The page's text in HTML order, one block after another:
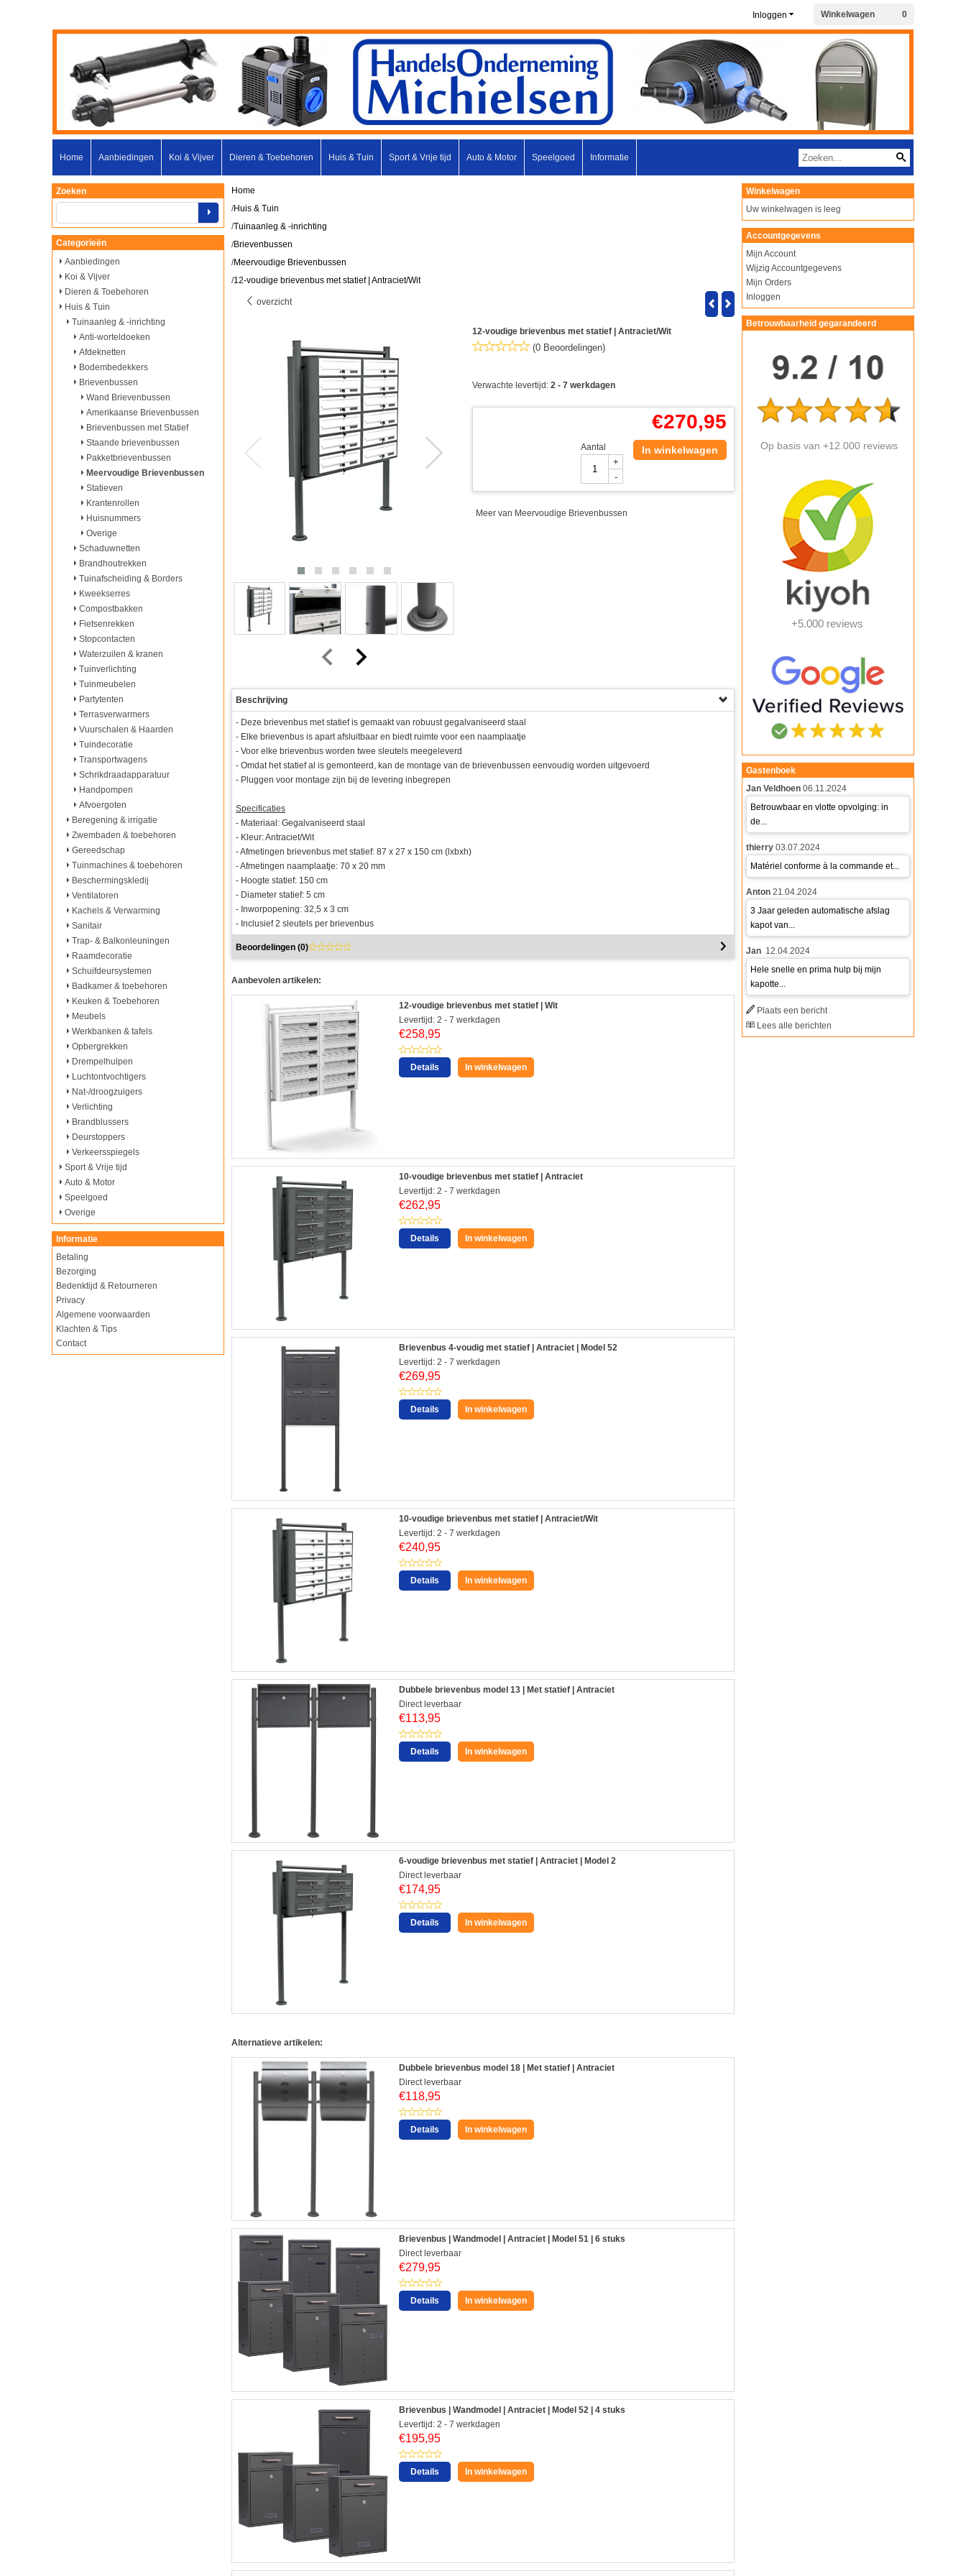
Winkelwagen 0
Inloggen
Home Aanbiedingen Koi & Vijver Dieren & Toebehoren Huis & Tuin Sport & Vrije tijd Auto & Motor Speelgoed Informatie
Zoeken
Categorieën
Aanbiedingen
Koi & Vijver
Dieren & Toebehoren
Huis & Tuin
Tuinaanleg & -inrichting
Anti-worteldoeken
Afdeknetten
Bodembedekkers
Brievenbussen
Wand Brievenbussen
Amerikaanse Brievenbussen
Brievenbussen met Statief
Staande brievenbussen
Pakketbrievenbussen
Meervoudige Brievenbussen
Statieven
Krantenrollen
Huisnummers
Overige
Schaduwnetten
Brandhoutrekken
Tuinafscheiding & Borders
Kweekserres
Compostbakken
Fietsenrekken
Stopcontacten
Waterzuilen & kranen
Tuinverlichting
Tuinmeubelen
Partytenten
Terrasverwarmers
Vuurschalen & Haarden
Tuindecoratie
Transportwagens
Schrikdraadapparatuur
Handpompen
Afvoergoten
Beregening & irrigatie
Zwembaden & toebehoren
Gereedschap
Tuinmachines & toebehoren
Beschermingskledij
Ventilatoren
Kachels & Verwarming
Sanitair
Trap- & Balkonleuningen
Raamdecoratie
Schuifdeursystemen
Badkamer & toebehoren
Keuken & Toebehoren
Meubels
Werkbanken & tafels
Opbergrekken
Drempelhulpen
Luchtontvochtigers
Nat-/droogzuigers
Verlichting
Brandblussers
Deurstoppers
Verkeersspiegels
Sport & Vrije tijd
Auto & Motor
Speelgoed
Overige
Informatie
Betaling
Bezorging
Bedenktijd & Retourneren
Privacy
Algemene voorwaarden
Klachten & Tips
Contact
Home
/Huis & Tuin
/Tuinaanleg & -inrichting
/Brievenbussen
/Meervoudige Brievenbussen
/12-voudige brievenbus met statief | Antraciet/Wit
overzicht
12-voudige brievenbus met statief | Antraciet/Wit
(0 Beoordelingen)
Verwachte levertijd: 2 - 7 werkdagen
€270,95
Aantal
+
-
In winkelwagen
Meer van Meervoudige Brievenbussen
Beschrijving
- Deze brievenbus met statief is gemaakt van robuust gegalvaniseerd staal
- Elke brievenbus is apart afsluitbaar en biedt ruimte voor een naamplaatje
- Voor elke brievenbus worden twee sleutels meegeleverd
- Omdat het statief al is gemonteerd, kan de montage van de brievenbussen eenvoudig worden uitgevoerd
- Pluggen voor montage zijn bij de levering inbegrepen
Specificaties
- Materiaal: Gegalvaniseerd staal
- Kleur: Antraciet/Wit
- Afmetingen brievenbus met statief: 87 x 27 x 150 cm (lxbxh)
- Afmetingen naamplaatje: 70 x 20 mm
- Hoogte statief: 150 cm
- Diameter statief: 5 cm
- Inworpopening: 32,5 x 3 cm
- Inclusief 2 sleutels per brievenbus
Beoordelingen (0)
Aanbevolen artikelen:
12-voudige brievenbus met statief | Wit
Levertijd: 2 - 7 werkdagen
€258,95
Details In winkelwagen
10-voudige brievenbus met statief | Antraciet
Levertijd: 2 - 7 werkdagen
€262,95
Details In winkelwagen
Brievenbus 4-voudig met statief | Antraciet | Model 52
Levertijd: 2 - 7 werkdagen
€269,95
Details In winkelwagen
10-voudige brievenbus met statief | Antraciet/Wit
Levertijd: 2 - 7 werkdagen
€240,95
Details In winkelwagen
Dubbele brievenbus model 13 | Met statief | Antraciet
Direct leverbaar
€113,95
Details In winkelwagen
6-voudige brievenbus met statief | Antraciet | Model 2
Direct leverbaar
€174,95
Details In winkelwagen
Alternatieve artikelen:
Dubbele brievenbus model 18 | Met statief | Antraciet
Direct leverbaar
€118,95
Details In winkelwagen
Brievenbus | Wandmodel | Antraciet | Model 51 | 6 stuks
Direct leverbaar
€279,95
Details In winkelwagen
Brievenbus | Wandmodel | Antraciet | Model 52 | 4 stuks
Levertijd: 2 - 7 werkdagen
€195,95
Details In winkelwagen
Winkelwagen
Uw winkelwagen is leeg
Accountgegevens
Mijn Account
Wijzig Accountgegevens
Mijn Orders
Inloggen
Betrouwbaarheid gegarandeerd
Op basis van +12.000 reviews
+5.000 reviews
Gastenboek
Jan Veldhoen 06.11.2024
Betrouwbaar en vlotte opvolging: in
de...
thierry 03.07.2024
Matériel conforme à la commande et...
Anton 21.04.2024
3 Jaar geleden automatische afslag
kapot van...
Jan 12.04.2024
Hele snelle en prima hulp bij mijn
kapotte...
Plaats een bericht
Lees alle berichten